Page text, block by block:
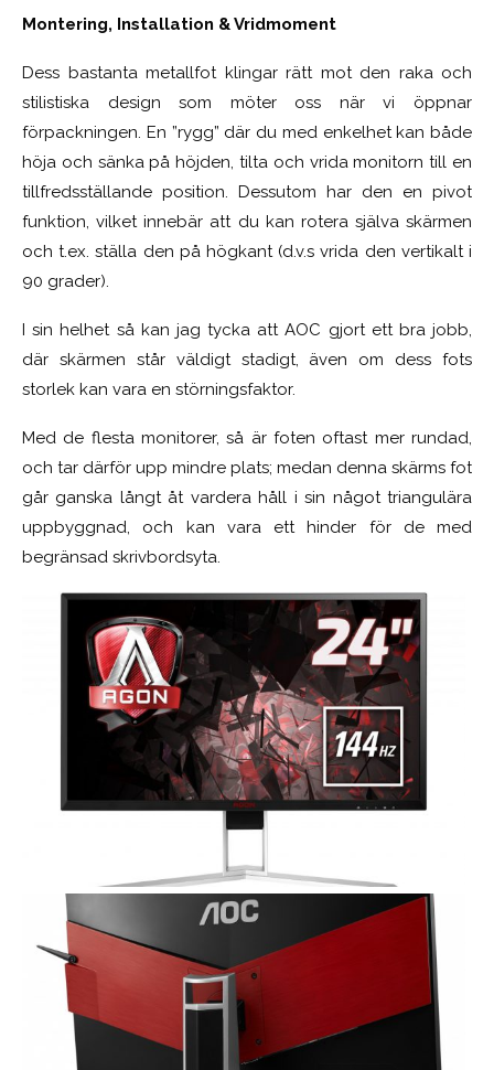
Montering, Installation & Vridmoment
Dess bastanta metallfot klingar rätt mot den raka och
stilistiska design som möter oss när vi öppnar
förpackningen. En ”rygg” där du med enkelhet kan både
höja och sänka på höjden, tilta och vrida monitorn till en
tillfredsställande position. Dessutom har den en pivot
funktion, vilket innebär att du kan rotera själva skärmen
och t.ex. ställa den på högkant (d.v.s vrida den vertikalt i
90 grader).
I sin helhet så kan jag tycka att AOC gjort ett bra jobb,
där skärmen står väldigt stadigt, även om dess fots
storlek kan vara en störningsfaktor.
Med de flesta monitorer, så är foten oftast mer rundad,
och tar därför upp mindre plats; medan denna skärms fot
går ganska långt åt vardera håll i sin något triangulära
uppbyggnad, och kan vara ett hinder för de med
begränsad skrivbordsyta.